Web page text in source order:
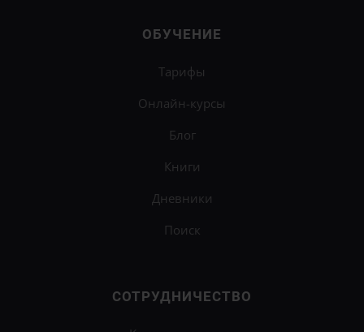
ОБУЧЕНИЕ
Тарифы
Онлайн-курсы
Блог
Книги
Дневники
Поиск
СОТРУДНИЧЕСТВО